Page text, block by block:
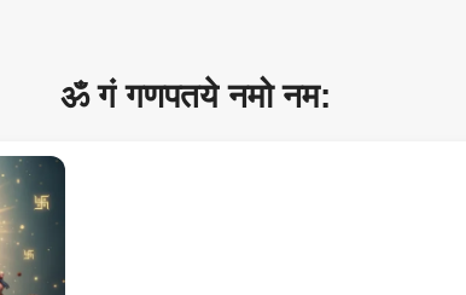
ॐ गं गणपतये नमो नम: